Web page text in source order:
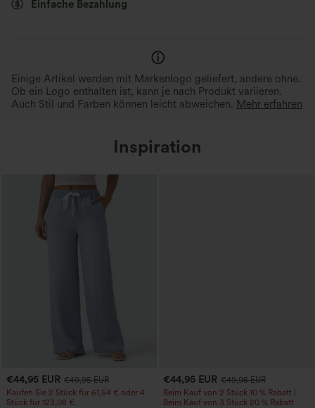
Einfache Bezahlung
Einige Artikel werden mit Markenlogo geliefert, andere ohne.
Ob ein Logo enthalten ist, kann je nach Produkt variieren.
Auch Stil und Farben können leicht abweichen. Mehr erfahren
Inspiration
€44,95 EUR €49,95 EUR
Kaufen Sie 2 Stück für 61,54 € oder 4
Stück für 123,08 €.
€44,95 EUR €49,95 EUR
Beim Kauf von 2 Stück 10 % Rabatt |
Beim Kauf von 3 Stück 20 % Rabatt